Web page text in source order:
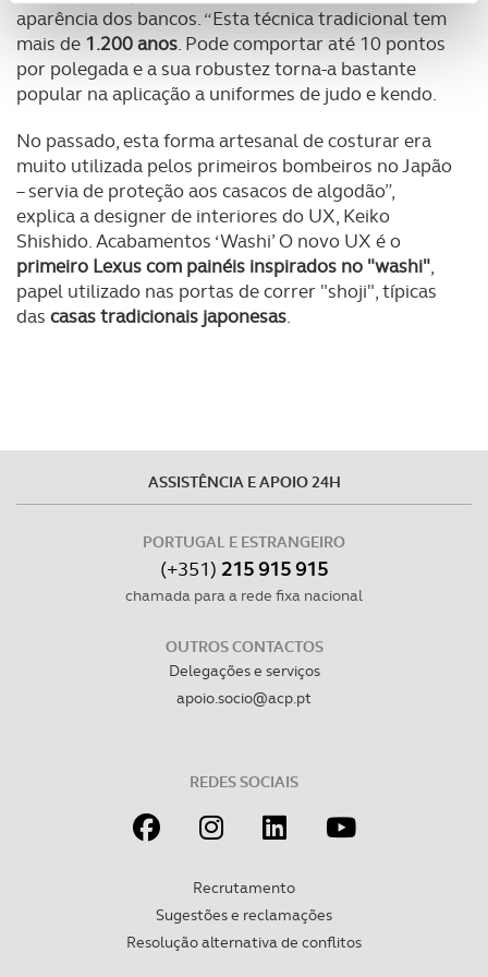
personalizar conteúdos e anúncios, para lhe proporcionar
funcionalidades de redes sociais, bem como para
analisar dados de navegação no nosso website.
utilização do nosso site de publicidade e de análise, com
parceiros e organizações na UE e em países terceiros.
O ACP garantirá que as transferências internacionais de
dados pessoais serão realizadas apenas com o seu
consentimento e quando tal se afigure estritamente
necessário no contexto dos serviços a prestar.
Consulte a política de cookies do site.
aparência dos bancos. “Esta técnica tradicional tem
mais de 1.200 anos. Pode comportar até 10 pontos
por polegada e a sua robustez torna-a bastante
popular na aplicação a uniformes de judo e kendo.
No passado, esta forma artesanal de costurar era
muito utilizada pelos primeiros bombeiros no Japão
– servia de proteção aos casacos de algodão”,
explica a designer de interiores do UX, Keiko
Shishido. Acabamentos ‘Washi’ O novo UX é o
primeiro Lexus com painéis inspirados no "washi",
papel utilizado nas portas de correr "shoji", típicas
das casas tradicionais japonesas.
ASSISTÊNCIA E APOIO 24H
PORTUGAL E ESTRANGEIRO
(+351) 215 915 915
chamada para a rede fixa nacional
OUTROS CONTACTOS
Delegações e serviços
apoio.socio@acp.pt
REDES SOCIAIS
Recrutamento
Sugestões e reclamações
Resolução alternativa de conflitos